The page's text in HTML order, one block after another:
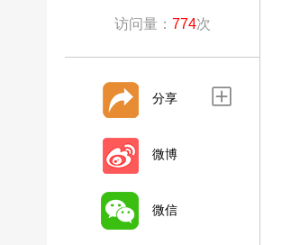
访问量： 774次
分享
微博
微信